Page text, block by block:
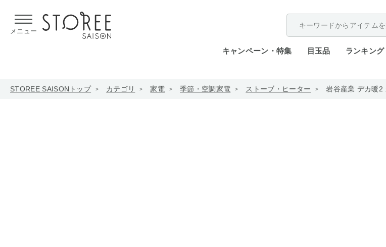
メニュー
キャンペーン・特集 目玉品 ランキング
STOREE SAISONトップ カテゴリ 家電 季節・空調家電 ストーブ・ヒーター 岩谷産業 デカ暖2